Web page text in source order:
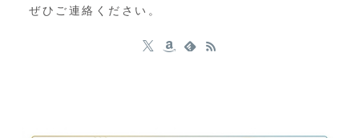
ぜひご連絡ください。